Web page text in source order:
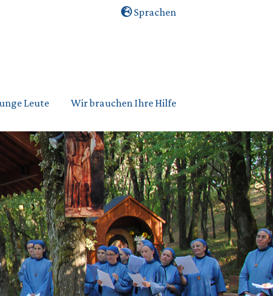
Sprachen
Leute Wir brauchen Ihre Hilfe